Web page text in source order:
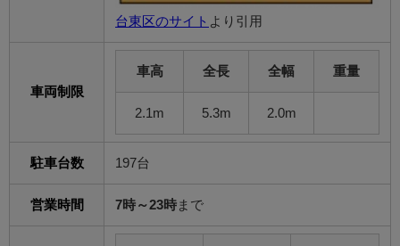
台東区のサイト より引用
車両制限
車高 全長 全幅 重量
2.1m 5.3m 2.0m
駐車台数 197台
営業時間 7時～23時 まで